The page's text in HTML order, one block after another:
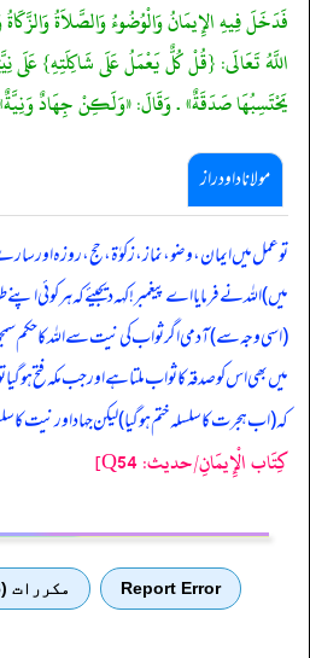
فَدَخَلَ فِيهِ الإِيمَانُ وَالْوُضُوءُ وَالصَّلاَةُ
اللَّهُ تَعَالَى: {قُلْ كُلٌّ يَعْمَلُ عَلَى شَاكِلَتِهِ} عَلَى
يَحْتَسِبُهَا صَدَقَةٌ» . وَقَالَ: «وَلَكِنْ جِهَادٌ
مولانا داود راز
تو عمل میں ایمان، وضو، نماز، زکوٰۃ، حج، روزہ اور
میں) اللہ نے فرمایا اے پیغمبر! کہہ دیجیئے کہ ہر کوئی
(اسی وجہ سے) آدمی اگر ثواب کی نیت سے اللہ کا حکم
میں بھی اس کو صدقہ کا ثواب ملتا ہے اور جب مکہ فتح ہو گیا
کہ (اب ہجرت کا سلسلہ ختم ہو گیا) لیکن جہاد اور نیت کا
كِتَاب الْإِيمَانِ/حدیث: Q54]
Report Error مكررات (6)